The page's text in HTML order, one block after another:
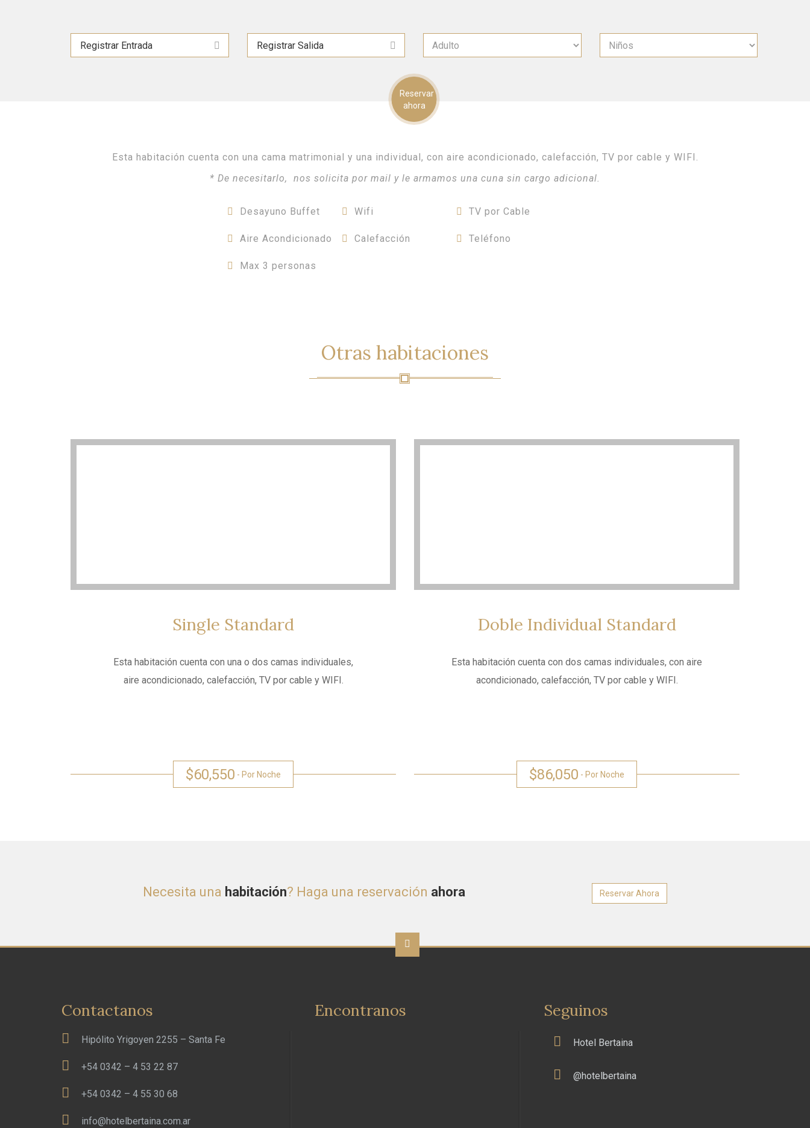
Esta habitación cuenta con una cama matrimonial y una individual, con aire acondicionado, calefacción, TV por cable y WIFI.
* De necesitarlo, nos solicita por mail y le armamos una cuna sin cargo adicional.
Desayuno Buffet Wifi TV por Cable
Aire Acondicionado Calefacción Teléfono
Max 3 personas
Otras habitaciones
Single Standard
Esta habitación cuenta con una o dos camas individuales,
aire acondicionado, calefacción, TV por cable y WIFI.
$60,550 - Por Noche
Doble Individual Standard
Esta habitación cuenta con dos camas individuales, con aire
acondicionado, calefacción, TV por cable y WIFI.
$86,050 - Por Noche
Necesita una habitación? Haga una reservación ahora Reservar Ahora
Contactanos
Hipólito Yrigoyen 2255 – Santa Fe
+54 0342 – 4 53 22 87
+54 0342 – 4 55 30 68
info@hotelbertaina.com.ar
Encontranos Seguinos
Hotel Bertaina
@hotelbertaina